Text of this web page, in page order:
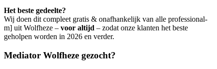
Het beste gedeelte?
Wij doen dit compleet gratis & onafhankelijk van alle professional-
m] uit Wolfheze – voor altijd – zodat onze klanten het beste
geholpen worden in 2026 en verder.
Mediator Wolfheze gezocht?